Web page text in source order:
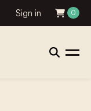
Sign in 0